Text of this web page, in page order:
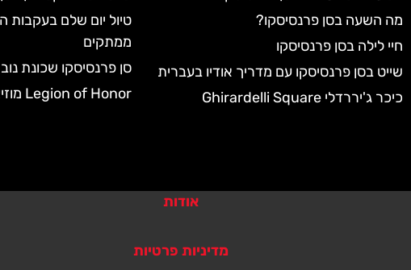
מה השעה בסן פרנסיסקו?
חיי לילה בסן פרנסיסקו
שייט בסן פרנסיסקו עם מדריך אודיו בעברית
כיכר ג'יררדלי Ghirardelli Square
טיול יום שלם בעקבות
ממתקים
סן פרנסיסקו שכונת
Legion of Honor מוזיאון הלגיון
אודות
מדיניות פרטיות